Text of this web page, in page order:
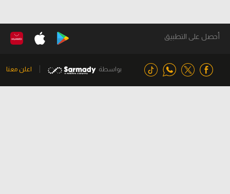
أحصل على التطبيق
بواسطة اعلن معنا